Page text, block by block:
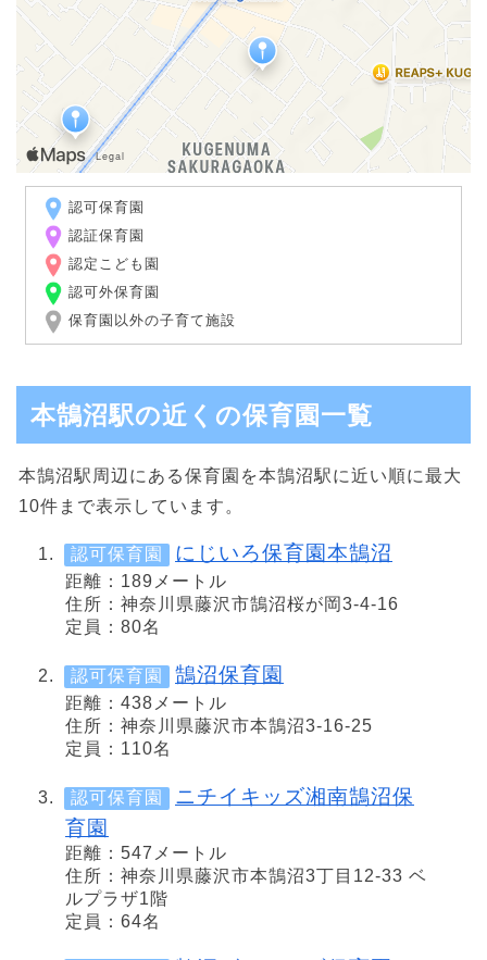
認可保育園
認証保育園
認定こども園
認可外保育園
保育園以外の子育て施設
本鵠沼駅の近くの保育園一覧
本鵠沼駅周辺にある保育園を本鵠沼駅に近い順に最大
10件まで表示しています。
認可保育園 にじいろ保育園本鵠沼
距離：189メートル
住所：神奈川県藤沢市鵠沼桜が岡3-4-16
定員：80名
認可保育園 鵠沼保育園
距離：438メートル
住所：神奈川県藤沢市本鵠沼3-16-25
定員：110名
認可保育園
ニチイキッズ湘南鵠沼保
育園
距離：547メートル
住所：神奈川県藤沢市本鵠沼3丁目12-33 ベ
ルプラザ1階
定員：64名